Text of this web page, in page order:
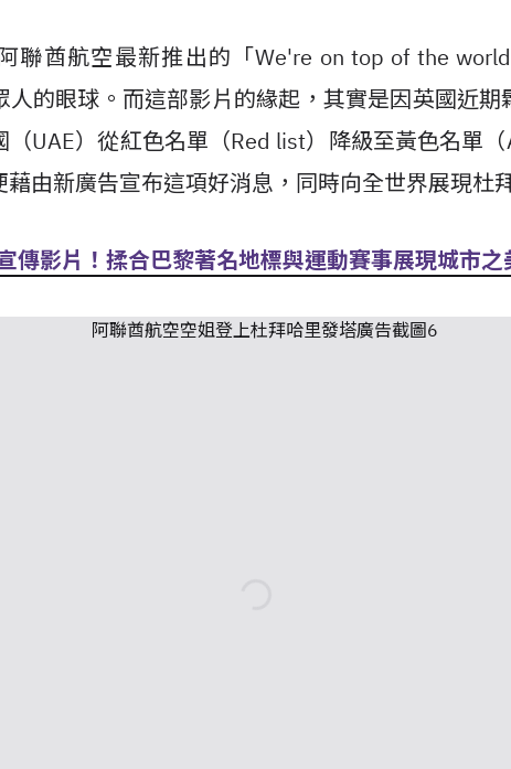
聯酋航空最新推出的「We're on top of the
人的眼球。而這部影片的緣起，其實是因英國近期
（UAE）從紅色名單（Red list）降級至黃色名單
由新廣告宣布這項好消息，同時向全世界展現杜
傳影片！揉合巴黎著名地標與運動賽事展現城市之